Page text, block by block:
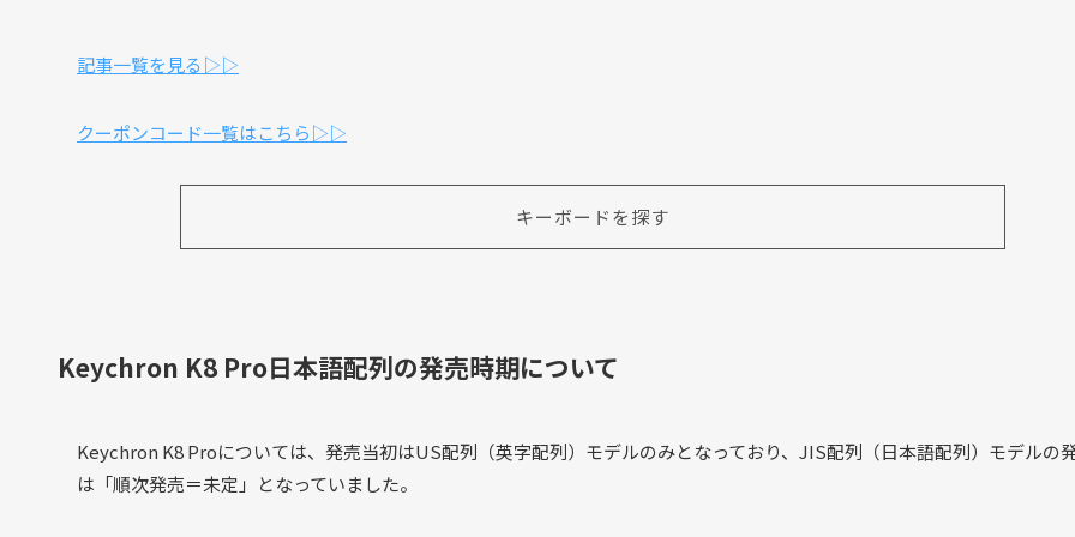
記事一覧を見る▷▷
クーポンコード一覧はこちら▷▷
キーボードを探す
Keychron K8 Pro日本語配列の発売時期について
Keychron K8 Proについては、発売当初はUS配列（英字配列）モデルのみとなっており、JIS配列（日本語配列）モデルの
は「順次発売＝未定」となっていました。